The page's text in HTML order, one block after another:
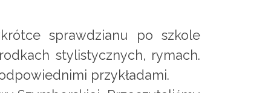
sprawdzianu po szkole
stylistycznych, rymach.
przykładami.